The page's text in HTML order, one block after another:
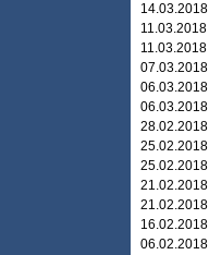
14.03.2018
11.03.2018
11.03.2018
07.03.2018
06.03.2018
06.03.2018
28.02.2018
25.02.2018
25.02.2018
21.02.2018
21.02.2018
16.02.2018
06.02.2018